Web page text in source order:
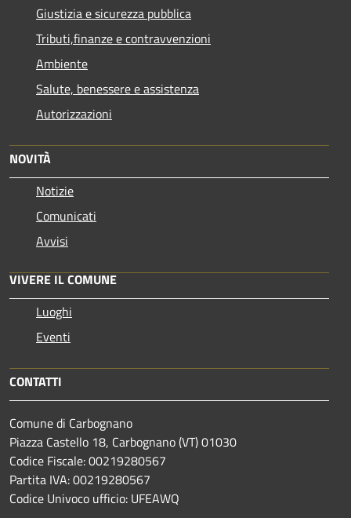
Giustizia e sicurezza pubblica
Tributi,finanze e contravvenzioni
Ambiente
Salute, benessere e assistenza
Autorizzazioni
NOVITÀ
Notizie
Comunicati
Avvisi
VIVERE IL COMUNE
Luoghi
Eventi
CONTATTI
Comune di Carbognano
Piazza Castello 18, Carbognano (VT) 01030
Codice Fiscale: 00219280567
Partita IVA: 00219280567
Codice Univoco ufficio: UFEAWQ